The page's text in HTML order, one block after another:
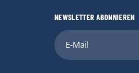
NEWSLETTER ABONNIEREN